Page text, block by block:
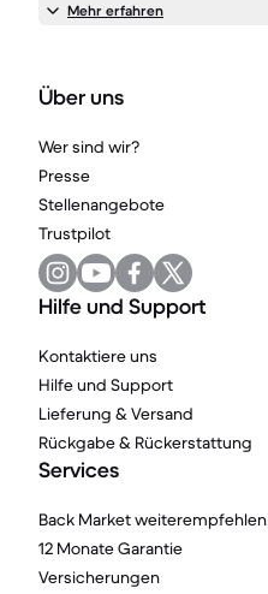
Mehr erfahren
Über uns
Wer sind wir?
Presse
Stellenangebote
Trustpilot
Hilfe und Support
Kontaktiere uns
Hilfe und Support
Lieferung & Versand
Rückgabe & Rückerstattung
Services
Back Market weiterempfehlen
12 Monate Garantie
Versicherungen